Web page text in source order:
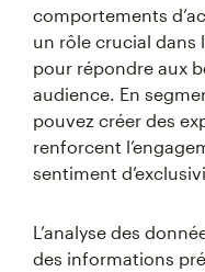
comportements
un rôle crucial dans
pour répondre aux
audience. En
pouvez créer des
renforcent
sentiment
L’analyse des
des informations